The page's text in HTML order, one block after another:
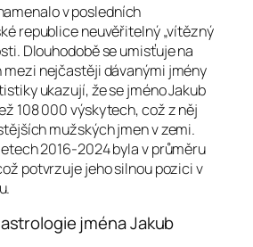
v posledních
republice neuvěřitelný „vítězný
Dlouhodobě se umisťuje na
nejčastěji dávanými jmény
ukazují, že se jméno Jakub
108 000 výskytech, což z něj
mužských jmen v zemi.
2016-2024 byla v průměru
potvrzuje jeho silnou pozici v
jména Jakub